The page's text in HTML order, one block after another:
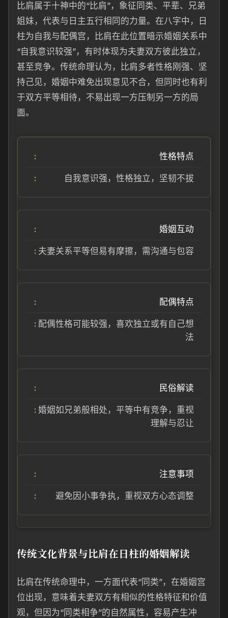
比肩属于十神中的“比肩”，象征同类、平辈、兄弟
姐妹，代表与日主五行相同的力量。在八字中，日
柱为自我与配偶宫，比肩在此位置暗示婚姻关系中
“自我意识较强”，有时体现为夫妻双方彼此独立，
甚至竞争。传统命理认为，比肩多者性格刚强、坚
持己见，婚姻中难免出现意见不合，但同时也有利
于双方平等相待，不易出现一方压制另一方的局
面。
性格特点
自我意识强，性格独立，坚韧不拔
婚姻互动
夫妻关系平等但易有摩擦，需沟通与包容
配偶特点
配偶性格可能较强，喜欢独立或有自己想
法
民俗解读
婚姻如兄弟般相处，平等中有竞争，重视
理解与忍让
注意事项
避免因小事争执，重视双方心态调整
传统文化背景与比肩在日柱的婚姻解读
比肩在传统命理中，一方面代表“同类”，在婚姻宫
位出现，意味着夫妻双方有相似的性格特征和价值
观，但因为“同类相争”的自然属性，容易产生冲